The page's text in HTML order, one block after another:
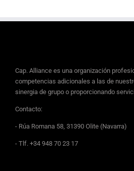
Cap. Alliance es una organización
competencias adicionales a las de
sinergia de grupo o proporcionando
Contacto:
- Rúa Romana 58, 31390 Olite (Navarra)
- Tlf. +34 948 70 23 17